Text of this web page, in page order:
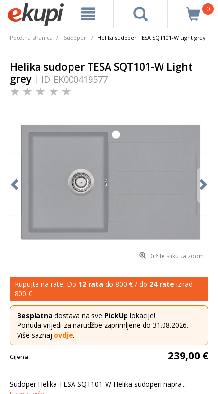
0
Početna stranica Sudoperi Helika sudoper TESA SQT101-W Light grey
Helika sudoper TESA SQT101-W Light
grey
ID EK000419577
Držite sliku za zoom
Kupujte na rate: Do 12 rata do 800 € / do 24 rate iznad
800 €
Besplatna dostava na sve PickUp lokacije!
Ponuda vrijedi za narudžbe zaprimljene do 31.08.2026.
Više saznaj ovdje.
Cijena 239,00 €
Sudoper Helika TESA SQT101-W Helika sudoperi napra...